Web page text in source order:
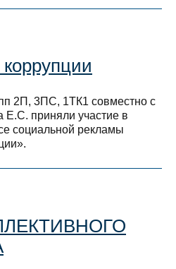
2П, 3ПС, 1ТК1 совместно с
Е.С. приняли участие в
социальной рекламы